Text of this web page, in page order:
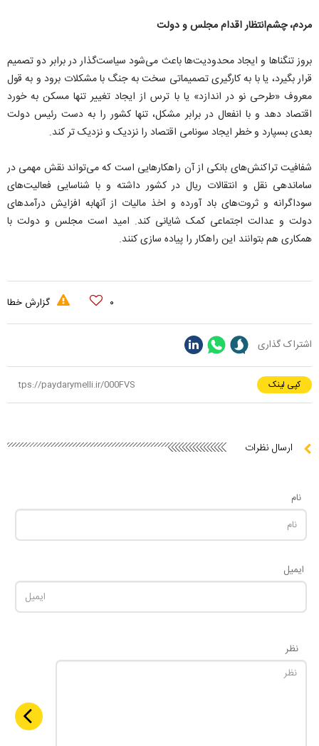
مردم، چشم‌انتظار اقدام مجلس و دولت
بروز تنگناها و ایجاد محدودیت‌ها باعث می‌شود سیاست‌گذار در برابر دو تصمیم
قرار بگیرد، یا با به کارگیری تصمیماتی سخت به جنگ با مشکلات برود و به قول
معروف «طرحی نو در اندازد» یا با ترس از ایجاد تغییر تنها مسکن به خورد
اقتصاد دهد و با انفعال در برابر مشکل، تنها کشور را به دست رئیس دولت
بعدی بسپارد و خطر ایجاد سونامی اقتصاد را نزدیک و نزدیک تر کند.
شفافیت تراکنش‌های بانکی از آن راهکارهایی است که می‌تواند نقش مهمی در
ساماندهی نقل و انتقالات ریال در کشور داشته و با شناسایی فعالیت‌های
سوداگرانه و ثروت‌های باد آورده و اخذ مالیات از آنهابه افزایش درآمدهای
دولت و عدالت اجتماعی کمک شایانی کند. امید است مجلس و دولت با
همکاری هم بتوانند این راهکار را پیاده سازی کنند.
۰ گزارش خطا
اشتراک گذاری
کپی لینک
ارسال نظرات
نام
ایمیل
نظر